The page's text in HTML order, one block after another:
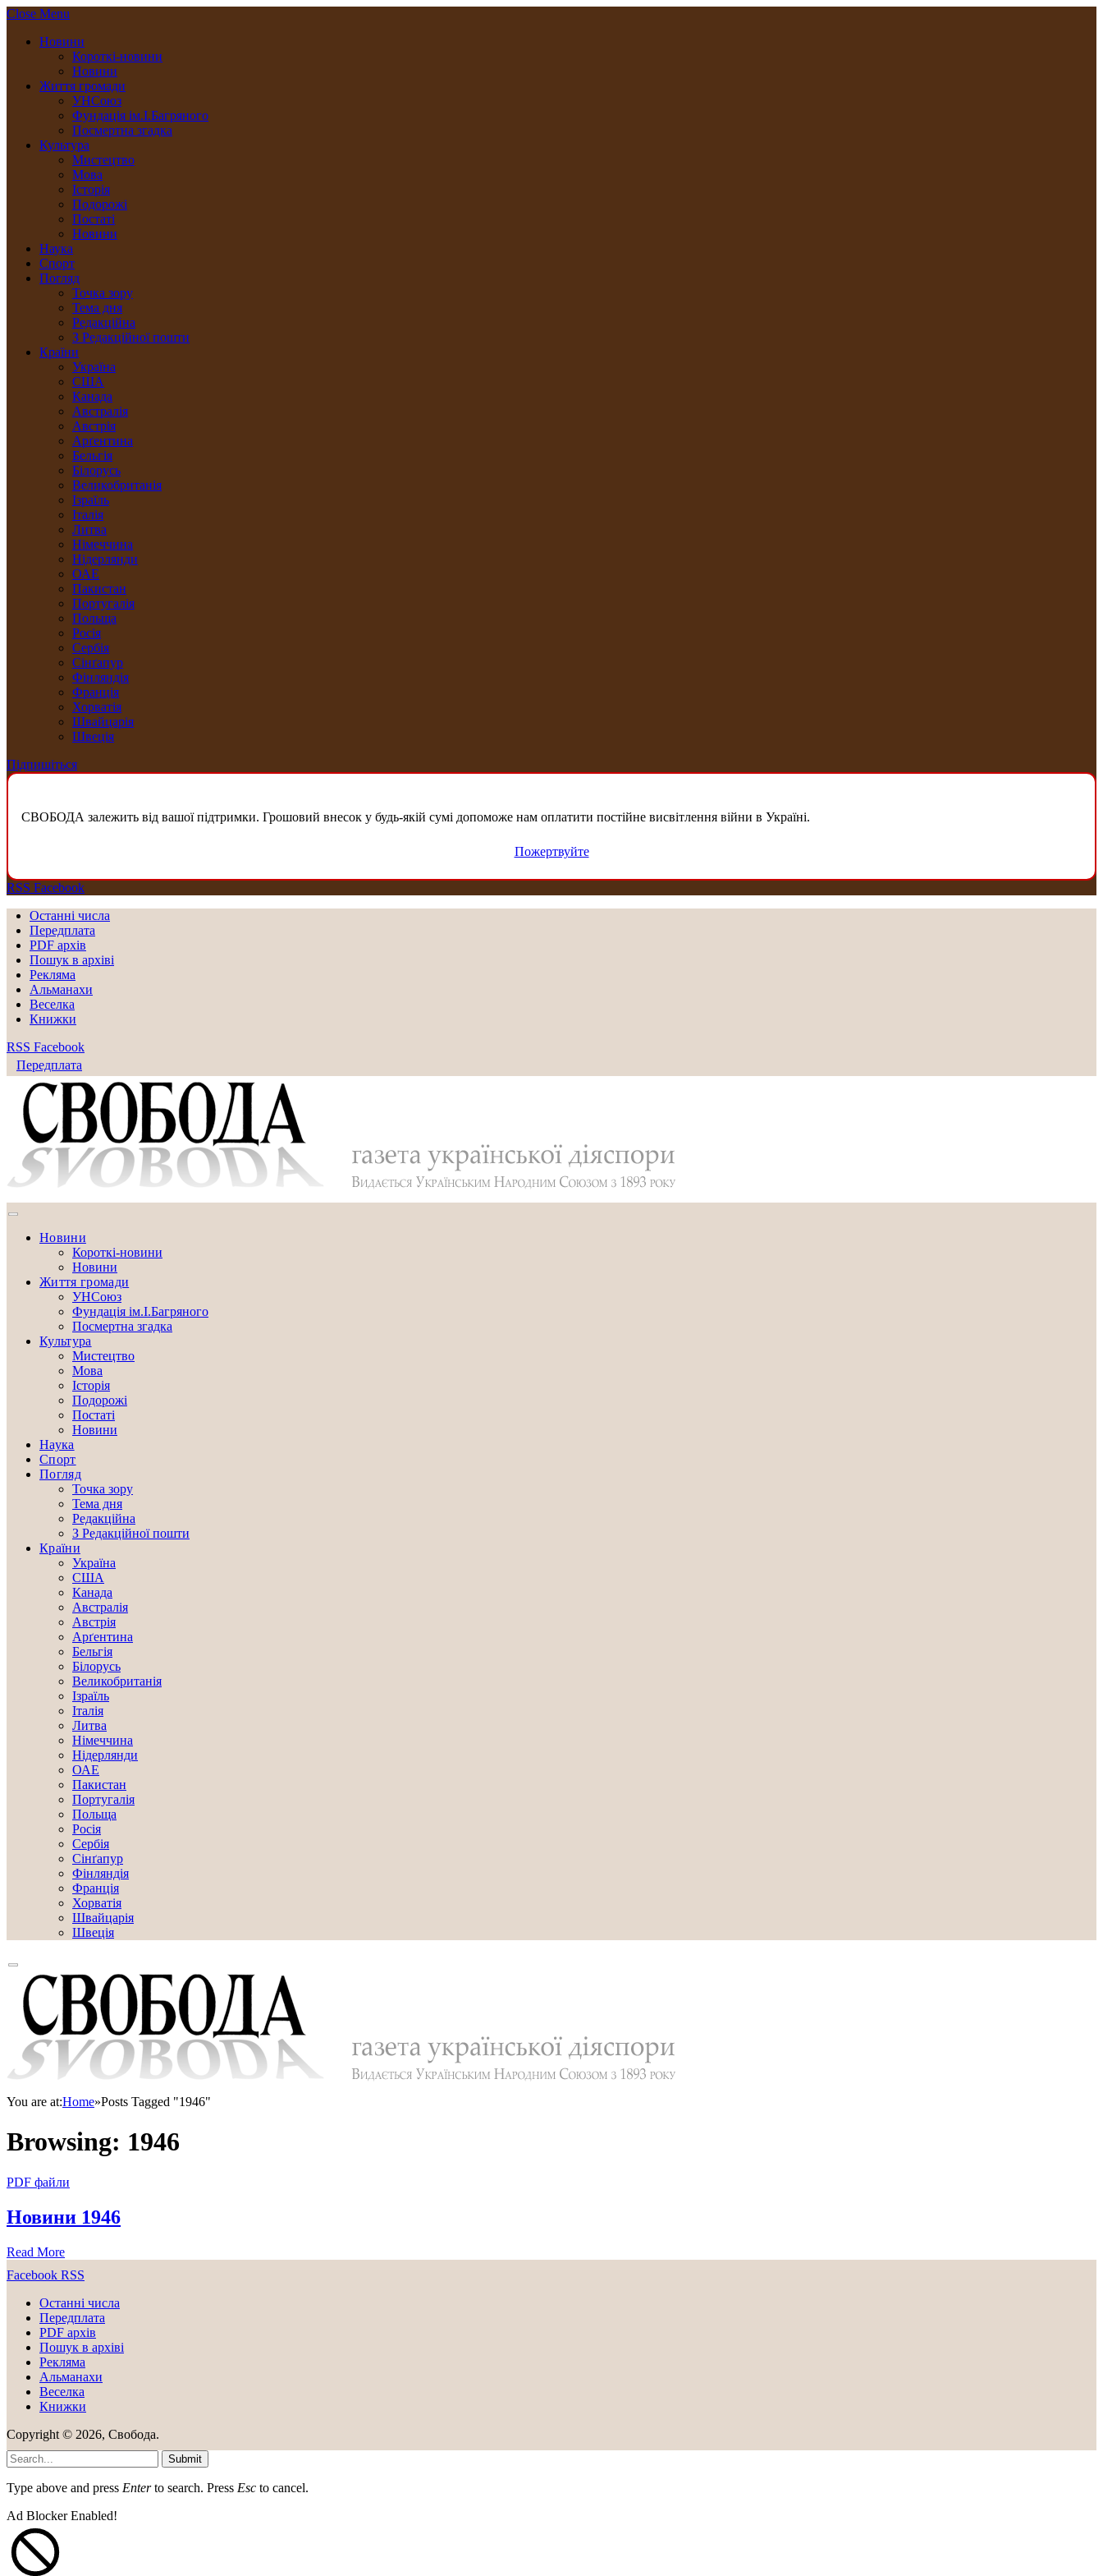
Close Menu
Новини
Короткі-новини
Новини
Життя громади
УНСоюз
Фундація ім.І.Багряного
Посмертна згадка
Культура
Мистецтво
Мова
Історія
Подорожі
Постаті
Новини
Наука
Спорт
Погляд
Точка зору
Тема дня
Редакційна
З Редакційної пошти
Країни
Україна
США
Канада
Австралія
Австрія
Арґентина
Бельгія
Білорусь
Великобританія
Ізраїль
Італія
Литва
Німеччина
Нідерлянди
ОАЕ
Пакистан
Португалія
Польща
Росія
Сербія
Сінґапур
Фінляндія
Франція
Хорватія
Швайцарія
Швеція
Підпишіться
СВОБОДА залежить від вашої підтримки. Грошовий внесок у будь-якій сумі допоможе нам оплатити постійне висвітлення війни в Україні.
Пожертвуйте
RSS Facebook
Останні числа
Передплата
PDF aрхів
Пошук в архіві
Рекляма
Альманахи
Веселка
Книжки
RSS Facebook
Передплата
Новини
Короткі-новини
Новини
Життя громади
УНСоюз
Фундація ім.І.Багряного
Посмертна згадка
Культура
Мистецтво
Мова
Історія
Подорожі
Постаті
Новини
Наука
Спорт
Погляд
Точка зору
Тема дня
Редакційна
З Редакційної пошти
Країни
Україна
США
Канада
Австралія
Австрія
Арґентина
Бельгія
Білорусь
Великобританія
Ізраїль
Італія
Литва
Німеччина
Нідерлянди
ОАЕ
Пакистан
Португалія
Польща
Росія
Сербія
Сінґапур
Фінляндія
Франція
Хорватія
Швайцарія
Швеція
You are at:Home»Posts Tagged "1946"
Browsing: 1946
PDF файли
Новини 1946
Read More
Facebook RSS
Останні числа
Передплата
PDF aрхів
Пошук в архіві
Рекляма
Альманахи
Веселка
Книжки
Copyright © 2026, Свобода.
Submit
Type above and press Enterto search. Press Esc to cancel.
Ad Blocker Enabled!